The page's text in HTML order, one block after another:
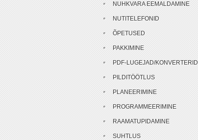
NUHKVARA EEMALDAMINE
NUTITELEFONID
ÕPETUSED
PAKKIMINE
PDF-LUGEJAD/KONVERTERID
PILDITÖÖTLUS
PLANEERIMINE
PROGRAMMEERIMINE
RAAMATUPIDAMINE
SUHTLUS